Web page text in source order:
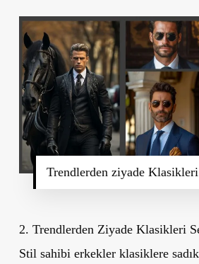
Trendlerden ziyade
2. Trendlerden Ziyade Klasikleri
Stil sahibi erkekler klasiklere